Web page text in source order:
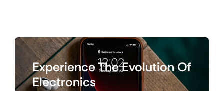
Experience The Evolution Of
Electronics